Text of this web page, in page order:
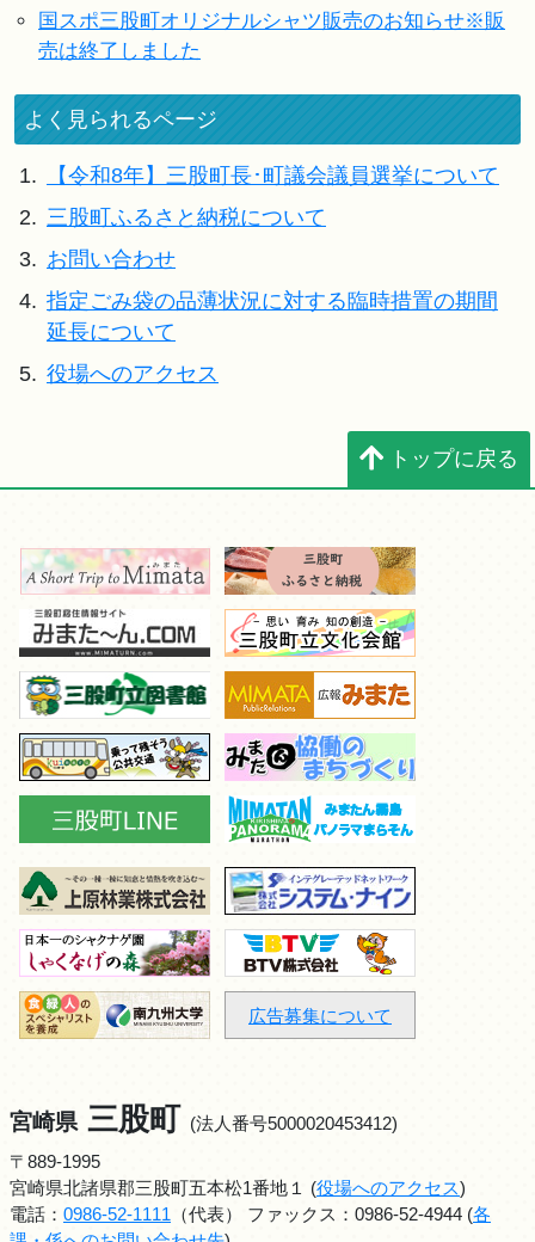
国スポ三股町オリジナルシャツ販売のお知らせ※販
売は終了しました
よく見られるページ
1.
【令和8年】三股町長･町議会議員選挙について
2. 三股町ふるさと納税について
3. お問い合わせ
4. 指定ごみ袋の品薄状況に対する臨時措置の期間
延長について
5. 役場へのアクセス
トップに戻る
広告募集について
宮崎県 三股町 (法人番号5000020453412)
〒889-1995
宮崎県北諸県郡三股町五本松1番地１ (役場へのアクセス)
電話： 0986-52-1111 （代表） ファックス：0986-52-4944 (各